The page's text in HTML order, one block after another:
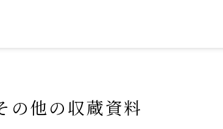
の他の収蔵資料